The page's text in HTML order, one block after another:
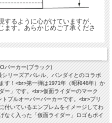
るように心がけていますが、
ます。あらかじめご了承くださ
パーカー(ブラック)
リーズアパレル、バンダイとのコラボ
す！<br>第一弾は1971年（昭和46年）か
ー」です。<br>仮面ライダーのマーク
プルオーバーパーカーです。<br>プリ
付いているエンブレムをイメージしてわ
なく入った「仮面ライダー」ロゴもポイ